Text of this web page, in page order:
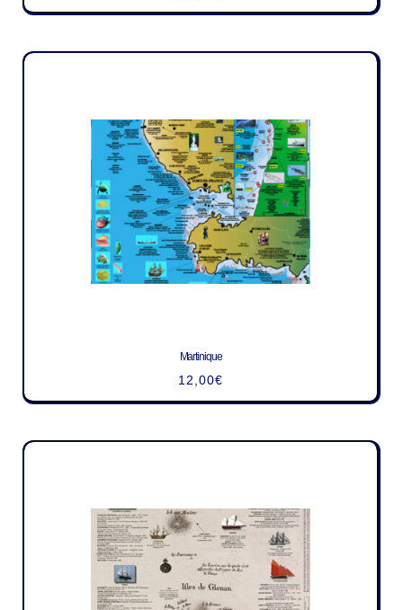
Martinique
12,00€